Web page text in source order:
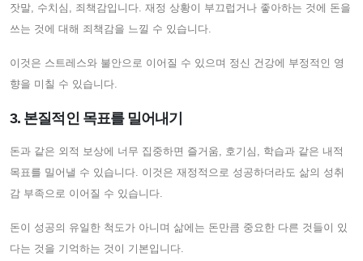
잣말, 수치심, 죄책감입니다. 재정 상황이 부끄럽거나 좋아하는 것에 돈을
쓰는 것에 대해 죄책감을 느낄 수 있습니다.
이것은 스트레스와 불안으로 이어질 수 있으며 정신 건강에 부정적인 영
향을 미칠 수 있습니다.
3. 본질적인 목표를 밀어내기
돈과 같은 외적 보상에 너무 집중하면 즐거움, 호기심, 학습과 같은 내적
목표를 밀어낼 수 있습니다. 이것은 재정적으로 성공하더라도 삶의 성취
감 부족으로 이어질 수 있습니다.
돈이 성공의 유일한 척도가 아니며 삶에는 돈만큼 중요한 다른 것들이 있
다는 것을 기억하는 것이 기본입니다.